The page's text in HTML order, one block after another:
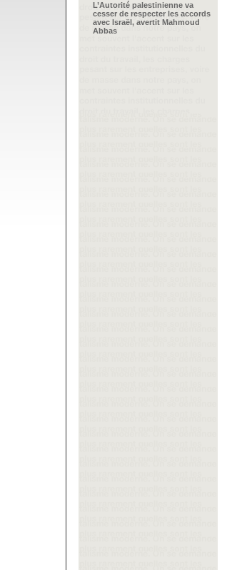
L’Autorité palestinienne va
cesser de respecter les accords
avec Israël, avertit Mahmoud
Abbas